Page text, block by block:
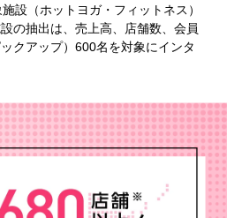
設（ホットヨガ・フィットネス）
の抽出は、売上高、店舗数、会員
クアップ）600名を対象にインタ